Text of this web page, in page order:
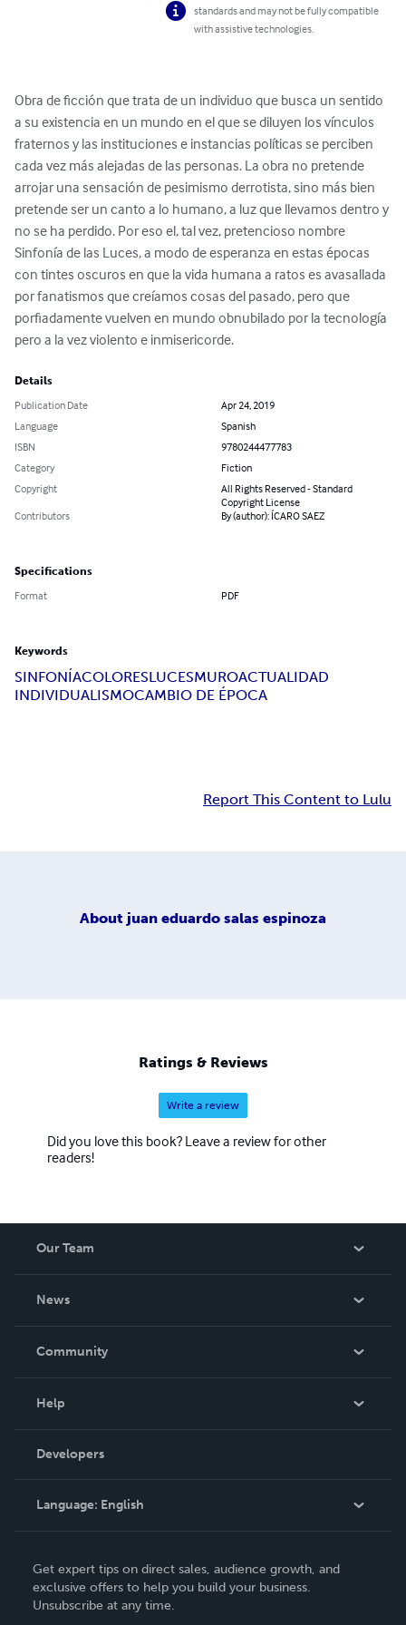
standards and may not be fully compatible
with assistive technologies.
Obra de ficción que trata de un individuo que busca un sentido
a su existencia en un mundo en el que se diluyen los vínculos
fraternos y las instituciones e instancias políticas se perciben
cada vez más alejadas de las personas. La obra no pretende
arrojar una sensación de pesimismo derrotista, sino más bien
pretende ser un canto a lo humano, a luz que llevamos dentro y
no se ha perdido. Por eso el, tal vez, pretencioso nombre
Sinfonía de las Luces, a modo de esperanza en estas épocas
con tintes oscuros en que la vida humana a ratos es avasallada
por fanatismos que creíamos cosas del pasado, pero que
porfiadamente vuelven en mundo obnubilado por la tecnología
pero a la vez violento e inmisericorde.
Details
Publication Date
Apr 24, 2019
Language
Spanish
ISBN
9780244477783
Category
Fiction
Copyright
All Rights Reserved - Standard
Copyright License
Contributors
By (author): ÍCARO SAEZ
Specifications
Format PDF
Keywords
SINFONÍACOLORESLUCESMUROACTUALIDAD
INDIVIDUALISMOCAMBIO DE ÉPOCA
Report This Content to Lulu
About juan eduardo salas espinoza
Ratings & Reviews
Write a review
Did you love this book? Leave a review for other
readers!
Our Team
News
In The News
Community
Podcast
Help
Order Lookup
Knowledge Base
Contact Support
Developers
Language: English
Deutsch
Français
Get expert tips on direct sales, audience growth, and
exclusive offers to help you build your business.
Unsubscribe at any time.